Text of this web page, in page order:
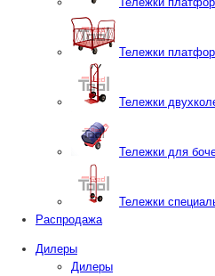
Тележки
Тележки
Тележки для
Тележки
Распродажа
Дилеры
Дилеры